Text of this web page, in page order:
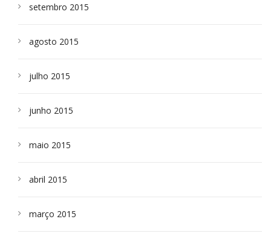
setembro 2015
agosto 2015
julho 2015
junho 2015
maio 2015
abril 2015
março 2015